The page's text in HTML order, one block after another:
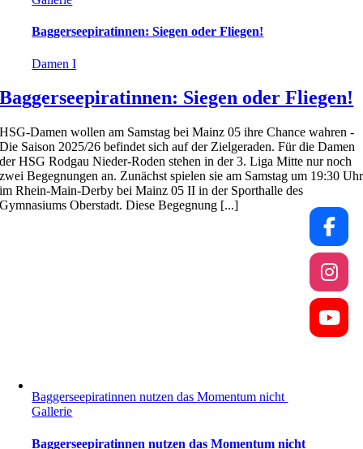
Baggerseepiratinnen: Siegen oder Fliegen!
Damen I
Baggerseepiratinnen: Siegen oder Fliegen!
HSG-Damen wollen am Samstag bei Mainz 05 ihre Chance wahren -
Die Saison 2025/26 befindet sich auf der Zielgeraden. Für die Damen
der HSG Rodgau Nieder-Roden stehen in der 3. Liga Mitte nur noch
zwei Begegnungen an. Zunächst spielen sie am Samstag um 19:30 Uhr
im Rhein-Main-Derby bei Mainz 05 II in der Sporthalle des
Gymnasiums Oberstadt. Diese Begegnung [...]
Baggerseepiratinnen nutzen das Momentum nicht
Gallerie
Baggerseepiratinnen nutzen das Momentum nicht